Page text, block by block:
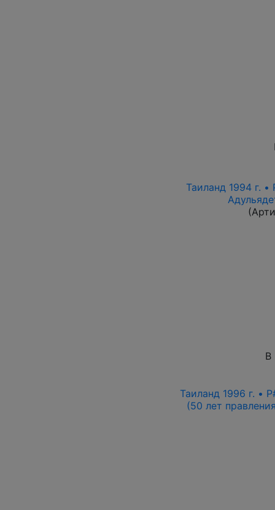
Таиланд 1994 г.
В
Таиланд 1996 г. •
(50 лет